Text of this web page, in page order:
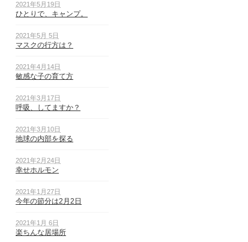
2021年5月19日
ひとりで、キャンプ。
2021年5月 5日
マスクの行方は？
2021年4月14日
敏感な子の育て方
2021年3月17日
呼吸、してますか？
2021年3月10日
地球の内部を探る
2021年2月24日
幸せホルモン
2021年1月27日
今年の節分は2月2日
2021年1月 6日
楽ちんな居場所